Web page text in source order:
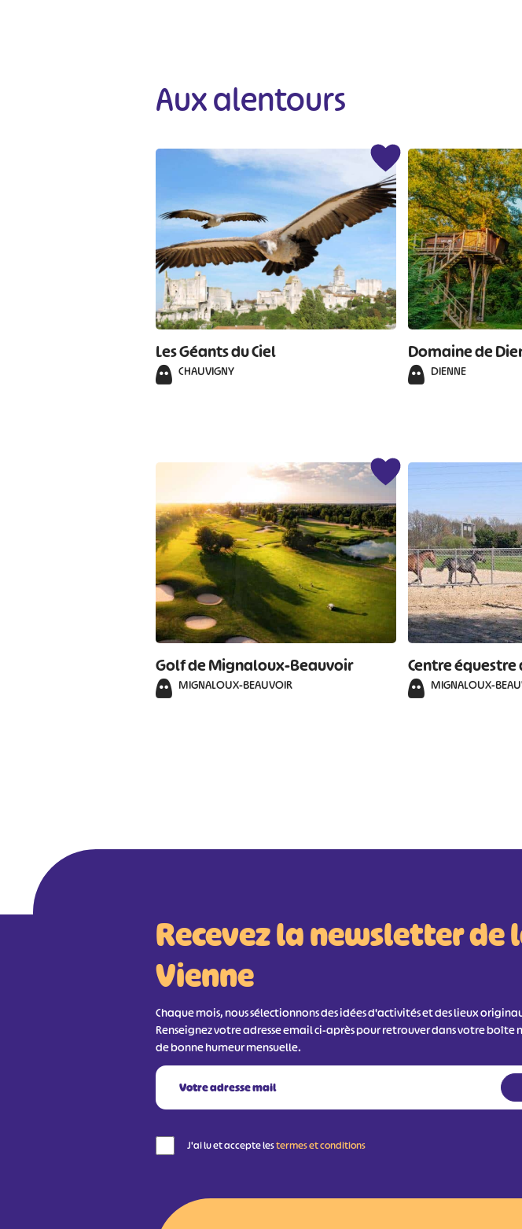
Aux alentours
Les Géants du Ciel
CHAUVIGNY
Domaine de
DIENNE
Golf de Mignaloux-Beauvoir
MIGNALOUX-BEAUVOIR
Centre
MIGNALOUX-
Recevez la newsletter de
Vienne
Chaque mois, nous sélectionnons des idées d'activités et des lieux
Renseignez votre adresse email ci-après pour retrouver dans votre boîte
de bonne humeur mensuelle.
J'ai lu et accepte lestermes et conditions
#